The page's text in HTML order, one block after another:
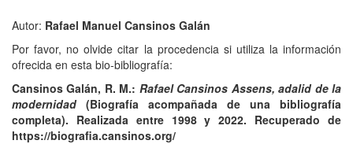
Autor: Rafael Manuel Cansinos Galán
Por favor, no olvide citar la procedencia si utiliza la información
ofrecida en esta bio-bibliografía:
Cansinos Galán, R. M.: Rafael Cansinos Assens, adalid de la
modernidad (Biografía acompañada de una bibliografía
completa). Realizada entre 1998 y 2022. Recuperado de
https://biografia.cansinos.org/